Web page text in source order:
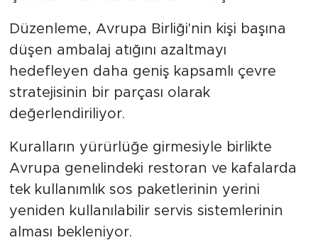
Düzenleme, Avrupa Birliği'nin kişi başına
düşen ambalaj atığını azaltmayı
hedefleyen daha geniş kapsamlı çevre
stratejisinin bir parçası olarak
değerlendiriliyor.
Kuralların yürürlüğe girmesiyle birlikte
Avrupa genelindeki restoran ve kafalarda
tek kullanımlık sos paketlerinin yerini
yeniden kullanılabilir servis sistemlerinin
alması bekleniyor.